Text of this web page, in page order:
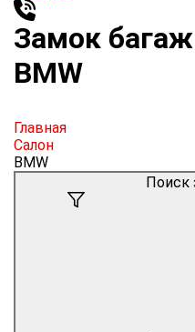
Замок
BMW
Главная
Салон
BMW
Поиск